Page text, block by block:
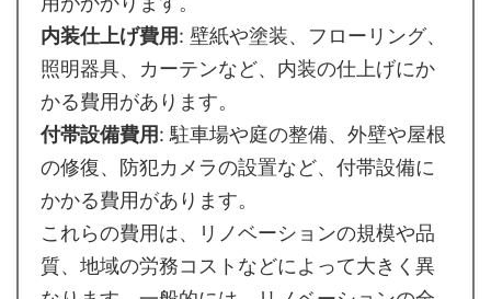
内装仕上げ費用: 壁紙や塗装、フローリング、
照明器具、カーテンなど、内装の仕上げにか
かる費用があります。
付帯設備費用: 駐車場や庭の整備、外壁や屋根
の修復、防犯カメラの設置など、付帯設備に
かかる費用があります。
これらの費用は、リノベーションの規模や品
質、地域の労務コストなどによって大きく異